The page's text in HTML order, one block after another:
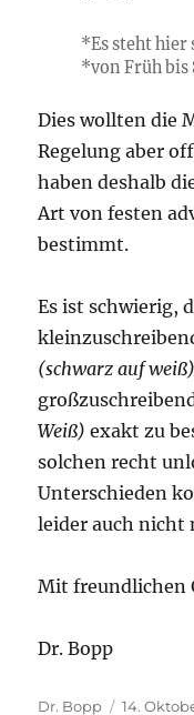
*Es steht hier
*von Früh bis
Dies wollten die
Regelung aber
haben deshalb
Art von festen
bestimmt.
Es ist schwierig,
(schwarz auf weiß)
Weiß) exakt zu
solchen recht
Unterschieden
leider auch nicht
Mit freundlichen
Dr. Bopp
Autor
Dr. Bopp 14.